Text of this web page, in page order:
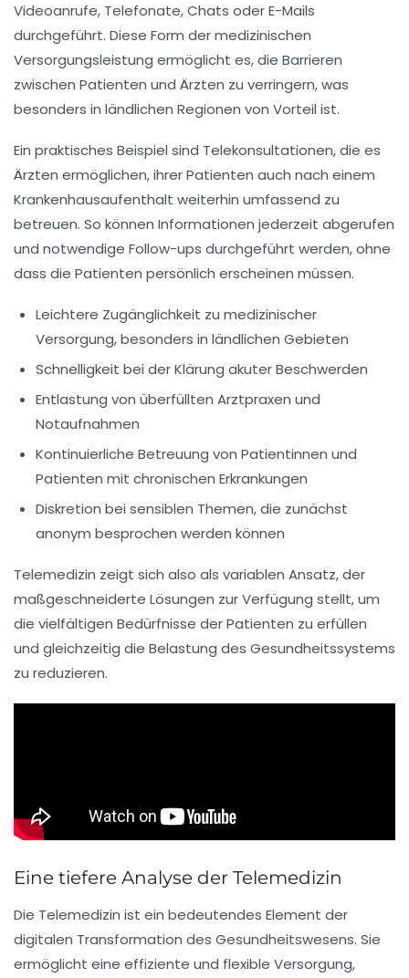
Videoanrufe, Telefonate, Chats oder E-Mails
durchgeführt. Diese Form der medizinischen
Versorgungsleistung ermöglicht es, die Barrieren
zwischen Patienten und Ärzten zu verringern, was
besonders in ländlichen Regionen von Vorteil ist.
Ein praktisches Beispiel sind Telekonsultationen, die es
Ärzten ermöglichen, ihrer Patienten auch nach einem
Krankenhausaufenthalt weiterhin umfassend zu
betreuen. So können Informationen jederzeit abgerufen
und notwendige Follow-ups durchgeführt werden, ohne
dass die Patienten persönlich erscheinen müssen.
Leichtere Zugänglichkeit zu medizinischer
Versorgung, besonders in ländlichen Gebieten
Schnelligkeit bei der Klärung akuter Beschwerden
Entlastung von überfüllten Arztpraxen und
Notaufnahmen
Kontinuierliche Betreuung von Patientinnen und
Patienten mit chronischen Erkrankungen
Diskretion bei sensiblen Themen, die zunächst
anonym besprochen werden können
Telemedizin zeigt sich also als variablen Ansatz, der
maßgeschneiderte Lösungen zur Verfügung stellt, um
die vielfältigen Bedürfnisse derPatienten zu erfüllen
und gleichzeitig die Belastung des Gesundheitssystems
zu reduzieren.
Eine tiefere Analyse der Telemedizin
Die Telemedizin ist ein bedeutendes Element der
digitalen Transformation des Gesundheitswesens. Sie
ermöglicht eine effiziente und flexible Versorgung,